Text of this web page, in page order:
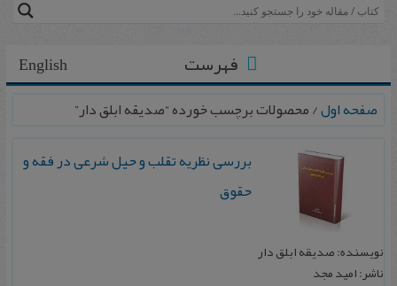
English فهرست
صفحه اول/ محصولات برچسب خورده “ص‍دیق‍ه‌ اب‍ل‍ق ‌دار”
ب‍ررسی‌ ن‍ظریه‌ ت‍ق‍ل‍ب‌ و حیل‌ ش‍رعی‌ در ف‍ق‍ه‌ و
ح‍ق‍وق‌
نویسنده: ص‍دیق‍ه‌ اب‍ل‍ق ‌دار
ناشر: امید م‍ج‍د